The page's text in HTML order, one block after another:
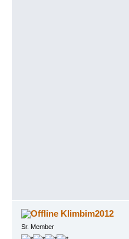
Klimbim2012
Sr. Member